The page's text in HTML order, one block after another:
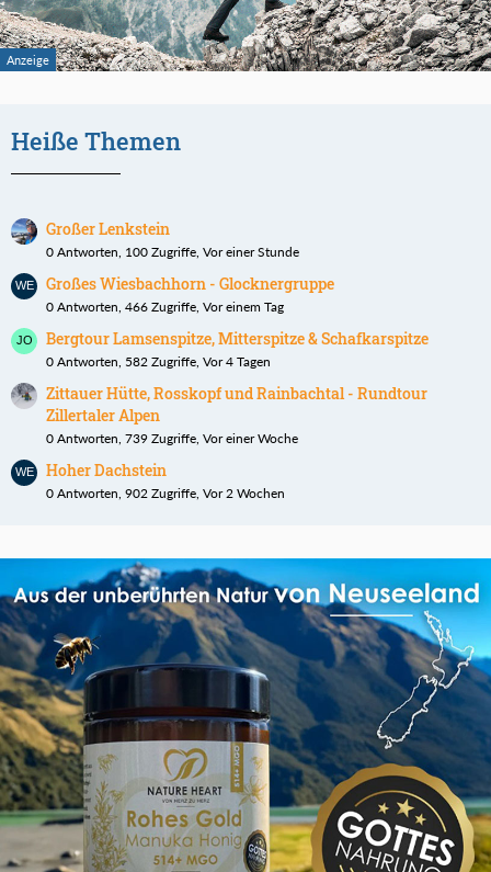
Heiße Themen
Großer Lenkstein
0 Antworten, 100 Zugriffe, Vor einer Stunde
Großes Wiesbachhorn - Glocknergruppe
0 Antworten, 466 Zugriffe, Vor einem Tag
Bergtour Lamsenspitze, Mitterspitze & Schafkarspitze
0 Antworten, 582 Zugriffe, Vor 4 Tagen
Zittauer Hütte, Rosskopf und Rainbachtal - Rundtour
Zillertaler Alpen
0 Antworten, 739 Zugriffe, Vor einer Woche
Hoher Dachstein
0 Antworten, 902 Zugriffe, Vor 2 Wochen